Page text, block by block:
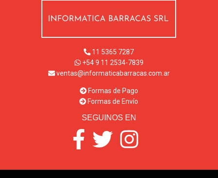
11 5365 7287
+54 9 11 2534-7839
ventas@informaticabarracas.com.ar
Formas de Pago
Formas de Envío
SEGUINOS EN